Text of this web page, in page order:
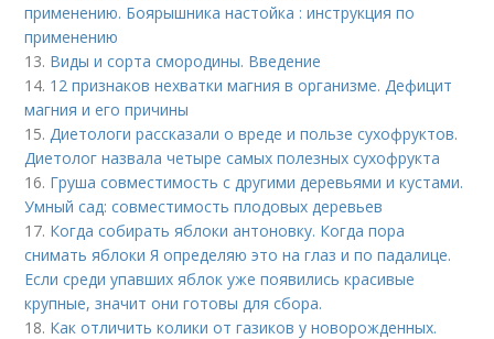
применению. Боярышника настойка : инструкция по
применению
13. Виды и сорта смородины. Введение
14. 12 признаков нехватки магния в организме. Дефицит
магния и его причины
15.Диетологи рассказали о вреде и пользе сухофруктов.
Диетолог назвала четыре самых полезных сухофрукта
16. Груша совместимость с другими деревьями и кустами.
Умный сад: совместимость плодовых деревьев
17. Когда собирать яблоки антоновку. Когда пора
снимать яблоки Я определяю это на глаз и по падалице.
Если среди упавших яблок уже появились красивые
крупные, значит они готовы для сбора.
18. Как отличить колики от газиков у новорожденных.